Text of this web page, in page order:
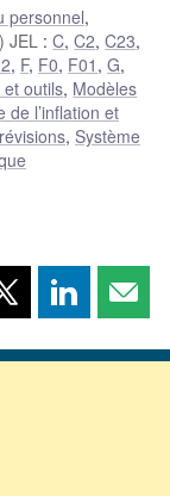
personnel,
JEL :C,C2,C23,
, F, F0, F01 , G,
et outils, Modèles
de l’inflation et
, Système
Partager
page
Partager
page page